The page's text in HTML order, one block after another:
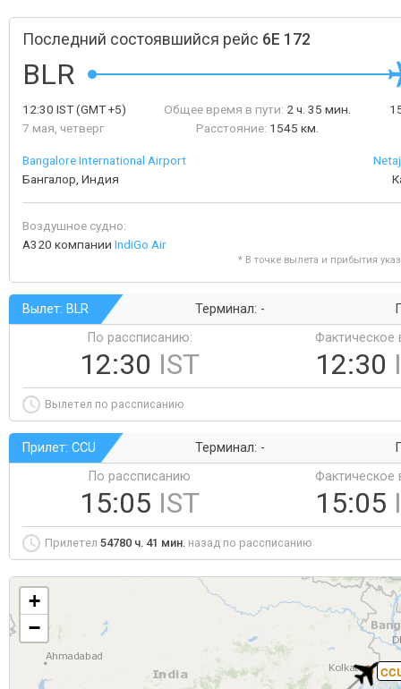
Последний состоявшийся рейс 6E 172
BLR
12:30 IST(GMT +5)
7 мая, четверг
Общее время в пути: 2 ч. 35 мин.
Расстояние: 1545 км.
Bangalore International Airport
Бангалор, Индия
Воздушное судно:
A320 компании IndiGo Air
* В точке вылета и прибытия
Вылет: BLR Терминал: -
По рассписанию:
12:30 IST
Фактическое
12:30
Вылетел по рассписанию
Прилет: CCU Терминал: -
По рассписанию
15:05 IST
Фактическое
15:05
Прилетел 54780 ч. 41 мин. назад по рассписанию
+
−